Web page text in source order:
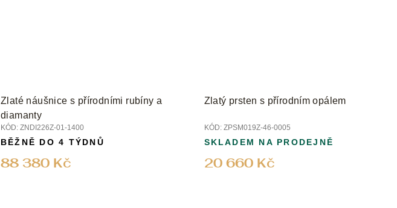
Zlaté náušnice s přírodními rubíny a
diamanty
KÓD: ZNDI226Z-01-1400
88 380 Kč
BĚŽNĚ DO 4 TÝDNŮ
Zlatý prsten s přírodním opálem
KÓD: ZPSM019Z-46-0005
20 660 Kč
SKLADEM NA PRODEJNĚ